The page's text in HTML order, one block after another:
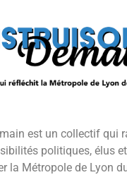
est un collectif qui
politiques, élus
la Métropole de Lyon